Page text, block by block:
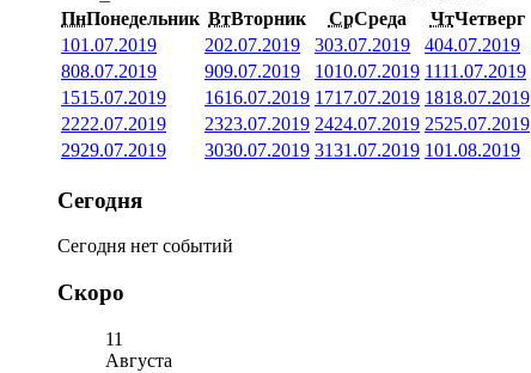
ПнПонедельник ВтВторник СрСреда ЧтЧетверг
101.07.2019 202.07.2019 303.07.2019 404.07.2019
808.07.2019 909.07.2019 1010.07.2019 1111.07.2019
1515.07.2019 1616.07.2019 1717.07.2019 1818.07.2019
2222.07.2019 2323.07.2019 2424.07.2019 2525.07.2019
2929.07.2019 3030.07.2019 3131.07.2019 101.08.2019
Сегодня
Сегодня нет событий
Скоро
11
Августа